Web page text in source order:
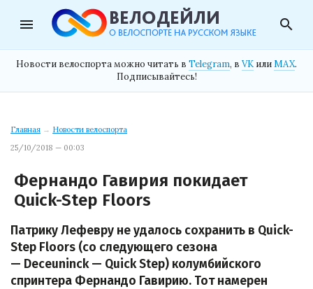
menu search
Новости велоспорта можно читать в Telegram, в VK илиMAX.
Подписывайтесь!
Главная → Новости велоспорта
25/10/2018 — 00:03
Фернандо Гавирия покидает
Quick-Step Floors
Патрику Лефевру не удалось сохранить в Quick-
Step Floors (со следующего сезона
— Deceuninck — Quick Step) колумбийского
спринтера Фернандо Гавирию. Тот намерен